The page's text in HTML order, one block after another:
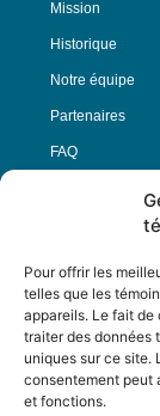
Pour offrir les
telles que les
appareils. Le fait
traiter des données
uniques sur ce site.
consentement peut
et fonctions.
Mission
Historique
Notre équipe
Partenaires
FAQ
Nous Suivre